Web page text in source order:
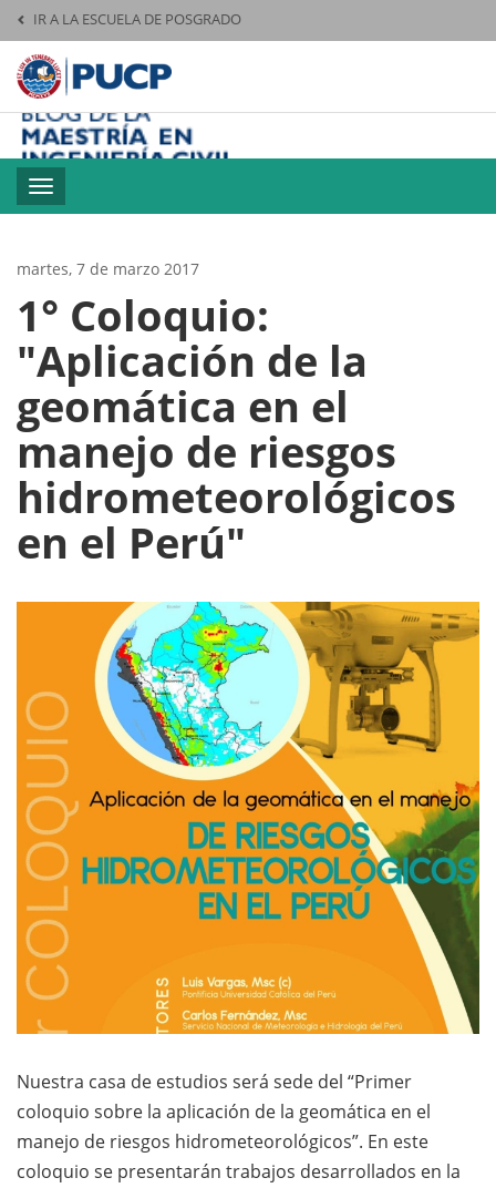
IR A LA ESCUELA DE POSGRADO
Pontificia
Toggle
navigation
martes, 7 de marzo 2017
1° Coloquio:
"Aplicación de la
geomática en el
manejo de riesgos
hidrometeorológicos
en el Perú"
Nuestra casa de estudios será sede del “Primer
coloquio sobre la aplicación de la geomática en el
manejo de riesgos hidrometeorológicos”. En este
coloquio se presentarán trabajos desarrollados en la